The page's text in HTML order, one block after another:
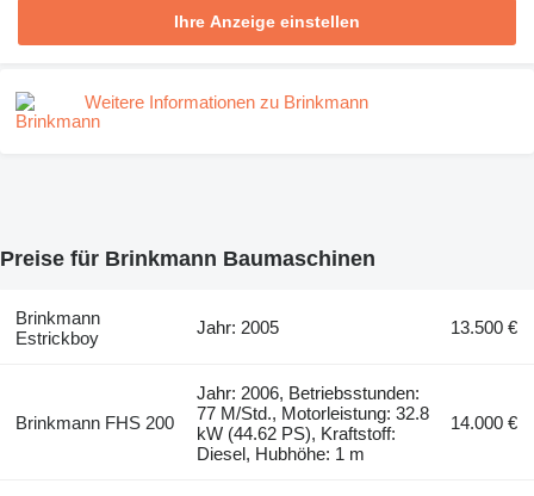
Ihre Anzeige einstellen
Weitere Informationen zu Brinkmann
Preise für Brinkmann Baumaschinen
Brinkmann
Estrickboy
Jahr: 2005 13.500 €
Brinkmann FHS 200
Jahr: 2006, Betriebsstunden:
77 M/Std., Motorleistung: 32.8
kW (44.62 PS), Kraftstoff:
Diesel, Hubhöhe: 1 m
14.000 €